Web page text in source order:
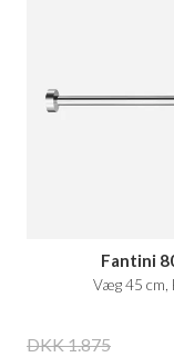
Fantini
Væg 45 cm,
DKK 1.875